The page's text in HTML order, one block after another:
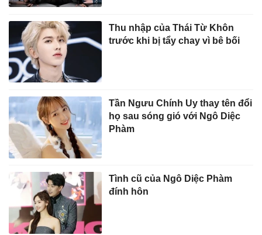
Thu nhập của Thái Từ Khôn
trước khi bị tẩy chay vì bê bối
Tần Ngưu Chính Uy thay tên đổi
họ sau sóng gió với Ngô Diệc
Phàm
Tình cũ của Ngô Diệc Phàm
đính hôn